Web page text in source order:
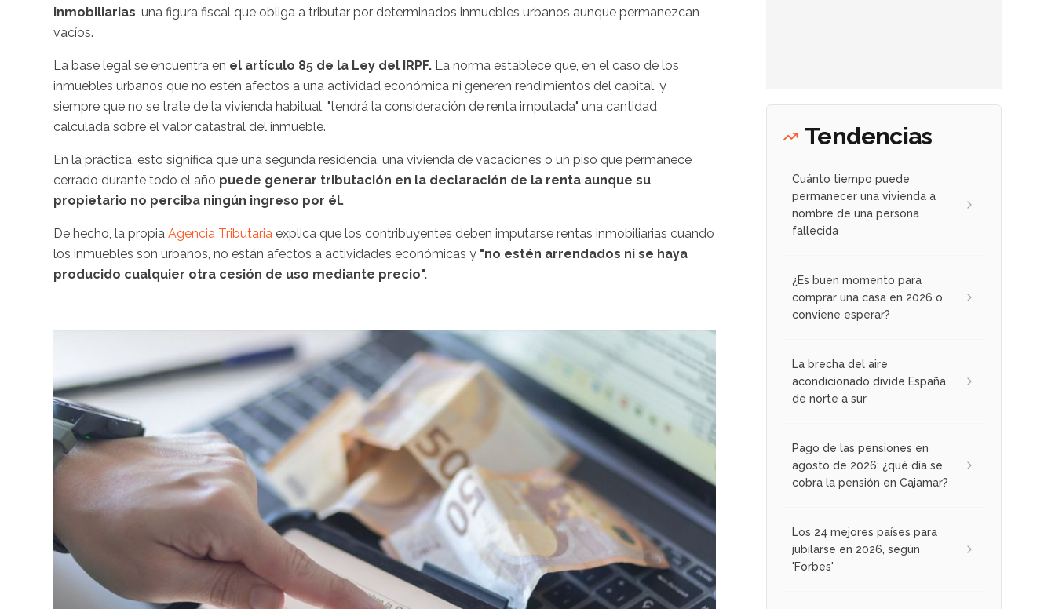
inmobiliarias , una figura fiscal que obliga a tributar por determinados inmuebles urbanos aunque permanezcan
vacíos.
La base legal se encuentra en el artículo 85 de la Ley del IRPF. La norma establece que, en el caso de los
inmuebles urbanos que no estén afectos a una actividad económica ni generen rendimientos del capital, y
siempre que no se trate de la vivienda habitual, "tendrá la consideración de renta imputada" una cantidad
calculada sobre el valor catastral del inmueble.
En la práctica, esto significa que una segunda residencia, una vivienda de vacaciones o un piso que permanece
cerrado durante todo el año puede generar tributación en la declaración de la renta aunque su
propietario no perciba ningún ingreso por él.
De hecho, la propia Agencia Tributaria explica que los contribuyentes deben imputarse rentas inmobiliarias cuando
los inmuebles son urbanos, no están afectos a actividades económicas y "no estén arrendados ni se haya
producido cualquier otra cesión de uso mediante precio".
Tendencias
Cuánto tiempo puede
permanecer una vivienda a
nombre de una persona
fallecida
¿Es buen momento para
comprar una casa en 2026 o
conviene esperar?
La brecha del aire
acondicionado divide España
de norte a sur
Pago de las pensiones en
agosto de 2026: ¿qué día se
cobra la pensión en Cajamar?
Los 24 mejores países para
jubilarse en 2026, según
'Forbes'